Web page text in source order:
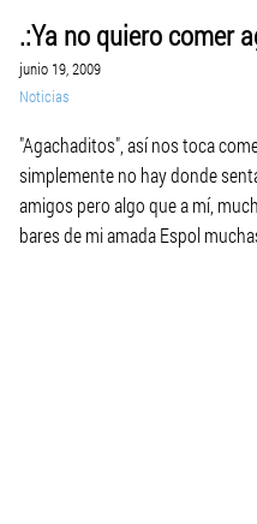
.:Ya no quiero comer
junio 19, 2009
Noticias
"Agachaditos", así nos toca
simplemente no hay donde
amigos pero algo que a mí,
bares de mi amada Espol
IR A